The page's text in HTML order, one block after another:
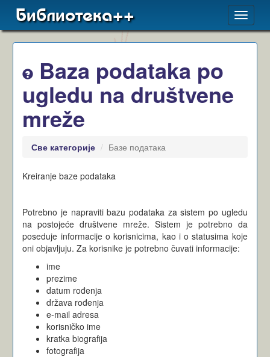
Toggle
Библиотека++
Baza podataka po
ugledu na društvene
mreže
Све категорије Базе података
Kreiranje baze podataka
Potrebno je napraviti bazu podataka za sistem po ugledu
na postojeće društvene mreže. Sistem je potrebno da
poseduje informacije o korisnicima, kao i o statusima koje
oni objavljuju. Za korisnike je potrebno čuvati informacije:
ime
prezime
datum rođenja
država rođenja
e-mail adresa
korisničko ime
kratka biografija
fotografija